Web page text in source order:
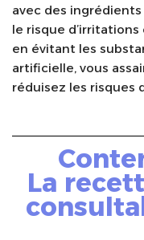
avec des
le risque d’irritations
en évitant les
artificielle, vous
réduisez les risques
La